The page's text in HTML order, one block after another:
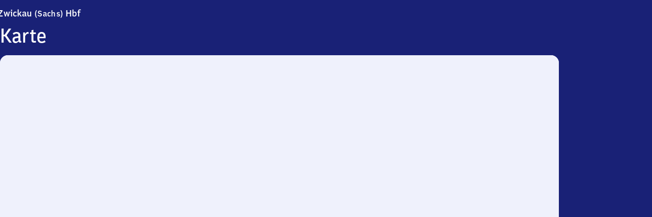
(Sachs) HbfZwickau (Sachsen) Hauptbahnhof
Karte